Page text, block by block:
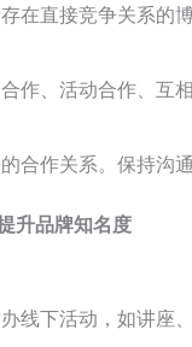
在直接竞争关系的
作、活动合作、互
合作关系。保持沟
升品牌知名度
线下活动，如讲座